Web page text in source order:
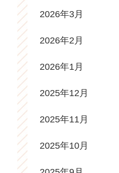
2026年3月
2026年2月
2026年1月
2025年12月
2025年11月
2025年10月